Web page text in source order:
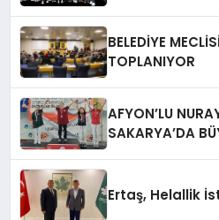
BELEDİYE
TOPLANIYOR
AFYON’LU
SAKARYA’DA
Ertaş, Helallik